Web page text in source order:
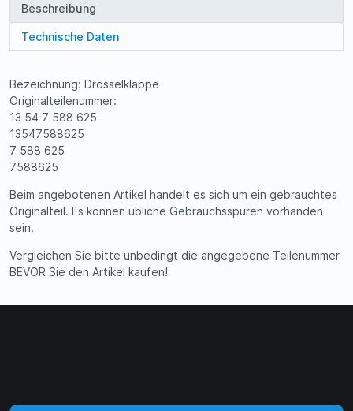
Beschreibung
Technische Daten
Bezeichnung: Drosselklappe
Originalteilenummer:
13 54 7 588 625
13547588625
7 588 625
7588625
Beim angebotenen Artikel handelt es sich um ein gebrauchtes
Originalteil. Es können übliche Gebrauchsspuren vorhanden
sein.
Vergleichen Sie bitte unbedingt die angegebene Teilenummer
BEVOR Sie den Artikel kaufen!